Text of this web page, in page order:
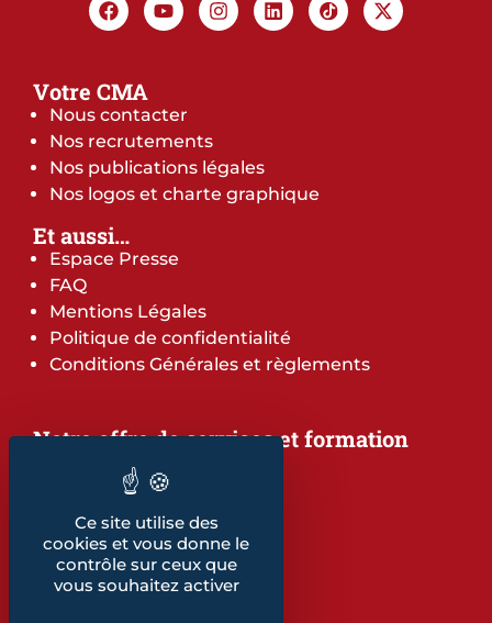
Votre CMA
Nous contacter
Nos recrutements
Nos publications légales
Nos logos et charte graphique
Et aussi…
Espace Presse
FAQ
Mentions Légales
Politique de confidentialité
Conditions Générales et règlements
Notre offre de services et formation
Notre offre de formation
Notre dépliant formation
Les indicateurs
Nos publications
Ce site utilise des
cookies et vous donne le
contrôle sur ceux que
vous souhaitez activer